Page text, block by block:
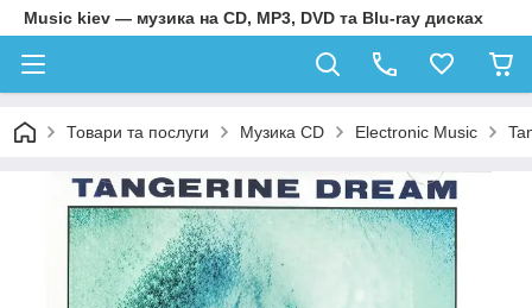
Music kiev — музика на CD, MP3, DVD та Blu-ray дисках
Товари та послуги Музика CD Electronic Music